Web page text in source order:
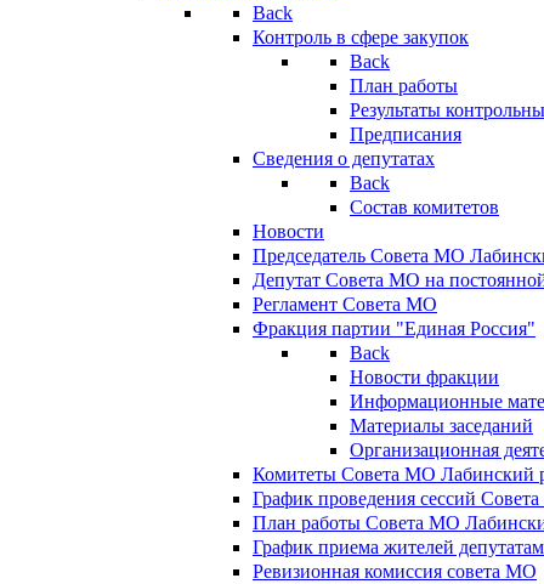
Back
Контроль в сфере закупок
Back
План работы
Результаты
Предписания
Сведения о депутатах
Back
Состав комитетов
Новости
Председатель Совета МО
Депутат Совета МО на
Регламент Совета МО
Фракция партии "Единая Россия"
Back
Новости фракции
Информационные
Материалы заседаний
Организационная
Комитеты Совета МО Лабинский
График проведения сессий
План работы Совета МО
График приема жителей
Ревизионная комиссия совета МО